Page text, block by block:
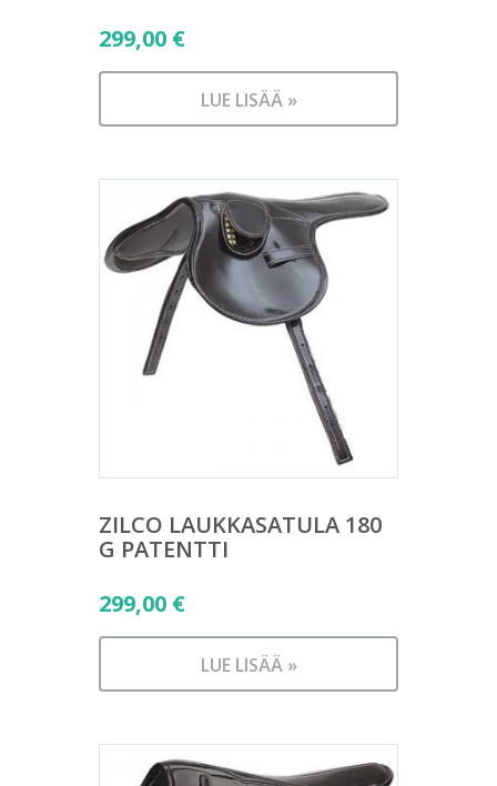
299,00 €
LUE LISÄÄ »
ZILCO LAUKKASATULA 180
G PATENTTI
299,00 €
LUE LISÄÄ »